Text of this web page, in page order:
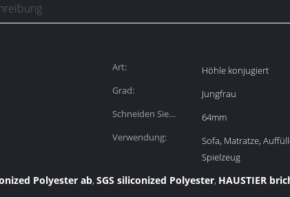
Art:
Höhle konjugiert
Grad:
Jungfrau
Schneiden Sie
64mm
Verwendung:
Sofa, Matratze,
Spielzeug
Polyester ab, SGS siliconized Polyester, HAUSTIER